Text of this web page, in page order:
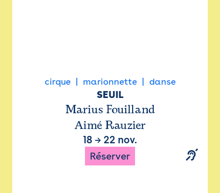
cirque marionnette danse
SEUIL
Marius Fouilland
Aimé Rauzier
18 → 22 nov.
Réserver